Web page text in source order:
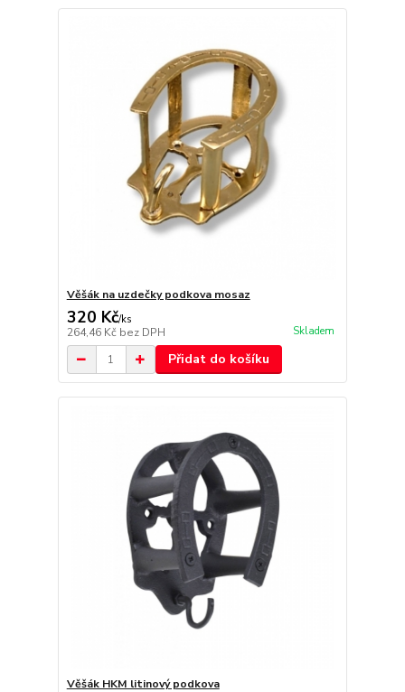
Věšák na uzdečky podkova mosaz
320 Kč/ks
264,46 Kč bez DPH Skladem
Přidat do košíku
Věšák HKM litinový podkova